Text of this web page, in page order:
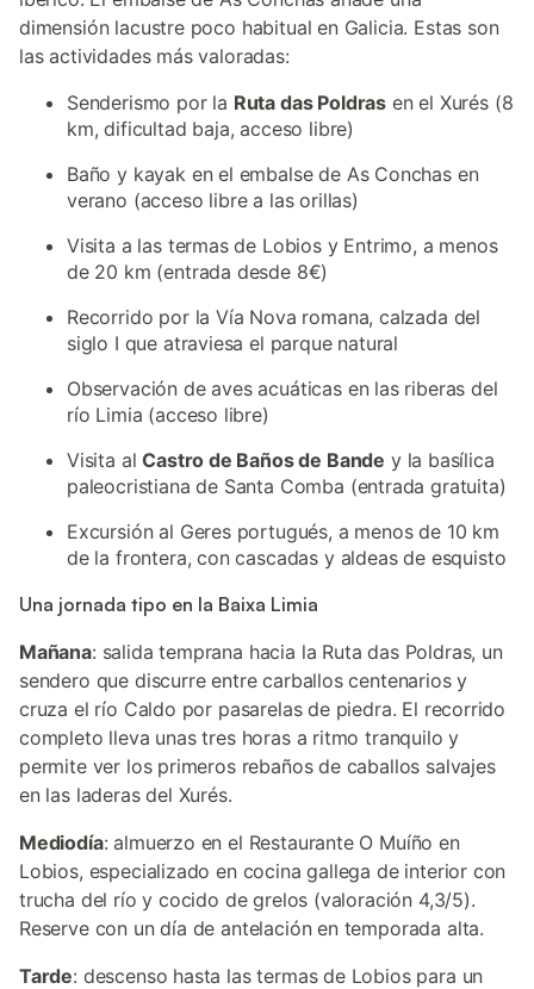
dimensión lacustre poco habitual en Galicia. Estas son
las actividades más valoradas:
Senderismo por la Ruta das Poldras en el Xurés (8
km, dificultad baja, acceso libre)
Baño y kayak en el embalse de As Conchas en
verano (acceso libre a las orillas)
Visita a las termas de Lobios y Entrimo, a menos
de 20 km (entrada desde 8€)
Recorrido por la Vía Nova romana, calzada del
siglo I que atraviesa el parque natural
Observación de aves acuáticas en las riberas del
río Limia (acceso libre)
Visita alCastro de Baños de Bande y la basílica
paleocristiana de Santa Comba (entrada gratuita)
Excursión al Geres portugués, a menos de 10 km
de la frontera, con cascadas y aldeas de esquisto
Una jornada tipo en la Baixa Limia
Mañana: salida temprana hacia la Ruta das Poldras, un
sendero que discurre entre carballos centenarios y
cruza el río Caldo por pasarelas de piedra. El recorrido
completo lleva unas tres horas a ritmo tranquilo y
permite ver los primeros rebaños de caballos salvajes
en las laderas del Xurés.
Mediodía: almuerzo en el Restaurante O Muíño en
Lobios, especializado en cocina gallega de interior con
trucha del río y cocido de grelos (valoración 4,3/5).
Reserve con un día de antelación en temporada alta.
Tarde: descenso hasta las termas de Lobios para un